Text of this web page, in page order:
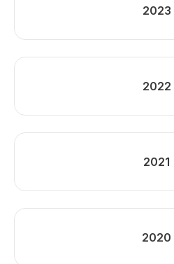
2023
2022
2021
2020